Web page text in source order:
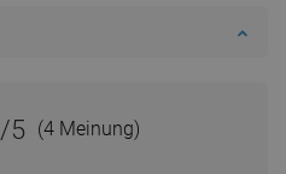
/5 (4 Meinung)